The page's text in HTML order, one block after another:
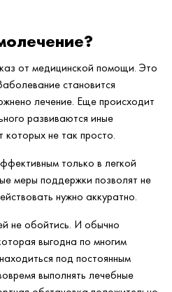
от медицинской помощи. Это
становится
лечение. Еще происходит
развиваются иные
которых не так просто.
только в легкой
меры поддержки позволят не
нужно аккуратно.
не обойтись. И обычно
выгодна по многим
под постоянным
выполнять лечебные